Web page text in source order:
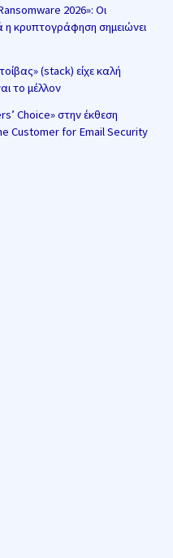
2026»: Οι
κρυπτογράφηση σημειώνει
(stack) είχε καλή
το μέλλον
Choice» στην έκθεση
Customer for Email Security